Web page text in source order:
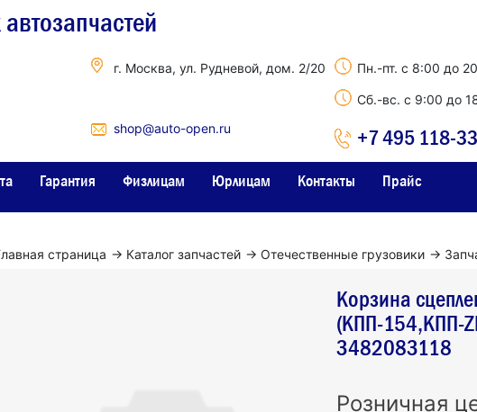
г. Москва, ул. Рудневой, дом. 2/20
shop@auto-open.ru
Пн.-пт. с 8:00 до
Сб.-вс. с 9:00 до
+7 495 118-
Гарантия Физлицам Юрлицам Контакты Прайс
страница → Каталог запчастей → Отечественные грузовики →
Корзина
(КПП-154,КПП-
3482083118
Розничная